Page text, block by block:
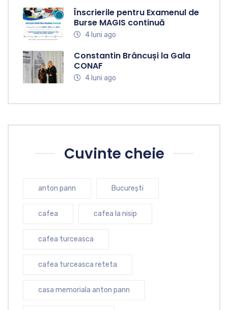
Înscrierile pentru Examenul de
Burse MAGIS continuă
4 luni ago
Constantin Brâncuși la Gala
CONAF
4 luni ago
Cuvinte cheie
anton pann București
cafea cafea la nisip
cafea turceasca
cafea turceasca reteta
casa memoriala anton pann